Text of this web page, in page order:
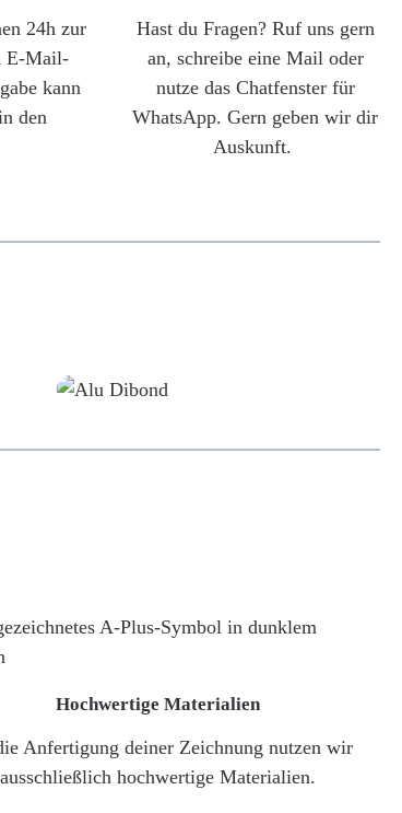
24h zur
E-Mail-
kann
den
Hast du Fragen? Ruf uns gern
an, schreibe eine Mail oder
nutze das Chatfenster für
WhatsApp. Gern geben wir dir
Auskunft.
Hochwertige Materialien
Anfertigung deiner Zeichnung nutzen wir
ausschließlich hochwertige Materialien.